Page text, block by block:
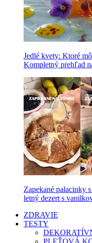
Jedlé kvety: Ktoré
Kompletný prehľad
Zapekané palacinky
letný dezert s
ZDRAVIE
TESTY
PLEŤOVÁ